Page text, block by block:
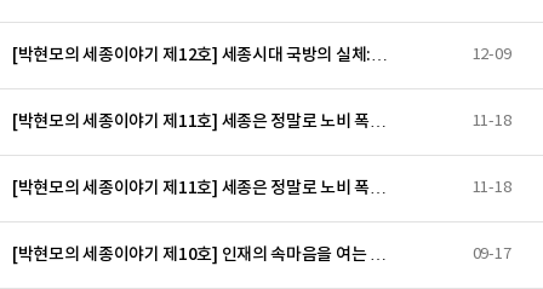
[박현모의 세종이야기 제12호] 세종시대 국방의 실체:… 12-09
[박현모의 세종이야기 제11호] 세종은 정말로 노비 폭… 11-18
[박현모의 세종이야기 제11호] 세종은 정말로 노비 폭… 11-18
[박현모의 세종이야기 제10호] 인재의 속마음을 여는 … 09-17